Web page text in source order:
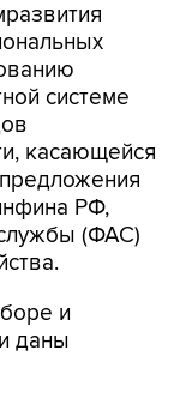
системе
касающейся
РФ,
(ФАС)
и
даны